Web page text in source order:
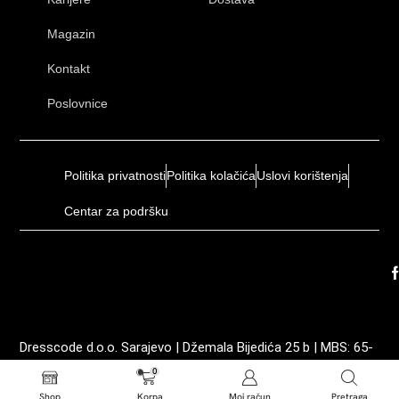
Magazin
Kontakt
Poslovnice
Politika privatnostiPolitika kolačićaUslovi korištenja
Centar za podršku
Dresscode d.o.o. Sarajevo | Džemala Bijedića 25 b | MBS: 65-
01-0035-19 | ID: 4202605210003 | PDV: 202605210003
Shop
0
Korpa Moj račun Pretraga